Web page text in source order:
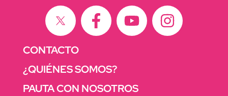
CONTACTO
¿QUIÉNES SOMOS?
PAUTA CON NOSOTROS